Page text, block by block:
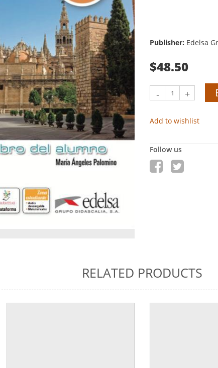
Publisher: Edelsa
$48.50
- +
Add to wishlist
Follow us
RELATED PRODUCTS